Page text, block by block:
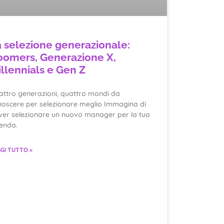
selezione generazionale:
Generazione X,
e Gen Z
generazioni, quattro mondi da
per selezionare meglio Immagina di
selezionare un nuovo manager per la tua
TUTTO »